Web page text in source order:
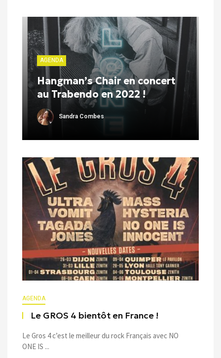
AGENDA
Hangman’s Chair en concert
au Trabendo en 2022 !
Sandra Combes
AGENDA
Le GROS 4 bientôt en France !
Le Gros 4 c’est le meilleur du rock Français avec NO
ONE IS ...